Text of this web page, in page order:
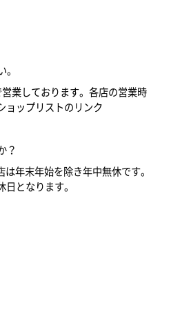
。
業しております。各店の営業時
ョップリストのリンク
？
年末年始を除き年中無休です。
日となります。